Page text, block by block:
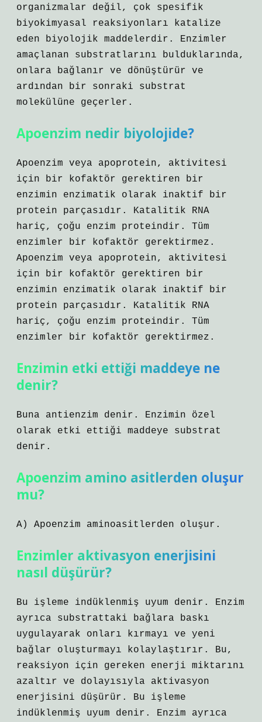
organizmalar değil, çok spesifik
biyokimyasal reaksiyonları katalize
eden biyolojik maddelerdir. Enzimler
amaçlanan substratlarını bulduklarında,
onlara bağlanır ve dönüştürür ve
ardından bir sonraki substrat
molekülüne geçerler.
Apoenzim nedir biyolojide?
Apoenzim veya apoprotein, aktivitesi
için bir kofaktör gerektiren bir
enzimin enzimatik olarak inaktif bir
protein parçasıdır. Katalitik RNA
hariç, çoğu enzim proteindir. Tüm
enzimler bir kofaktör gerektirmez.
Apoenzim veya apoprotein, aktivitesi
için bir kofaktör gerektiren bir
enzimin enzimatik olarak inaktif bir
protein parçasıdır. Katalitik RNA
hariç, çoğu enzim proteindir. Tüm
enzimler bir kofaktör gerektirmez.
Enzimin etki ettiği maddeye ne
denir?
Buna antienzim denir. Enzimin özel
olarak etki ettiği maddeye substrat
denir.
Apoenzim amino asitlerden oluşur
mu?
A) Apoenzim aminoasitlerden oluşur.
Enzimler aktivasyon enerjisini
nasıl düşürür?
Bu işleme indüklenmiş uyum denir. Enzim
ayrıca substrattaki bağlara baskı
uygulayarak onları kırmayı ve yeni
bağlar oluşturmayı kolaylaştırır. Bu,
reaksiyon için gereken enerji miktarını
azaltır ve dolayısıyla aktivasyon
enerjisini düşürür. Bu işleme
indüklenmiş uyum denir. Enzim ayrıca